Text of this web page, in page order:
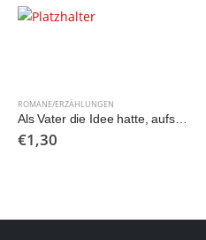
ROMANE/ERZÄHLUNGEN
Als Vater die Idee hatte, aufs Land zu ziehen…
€1,30